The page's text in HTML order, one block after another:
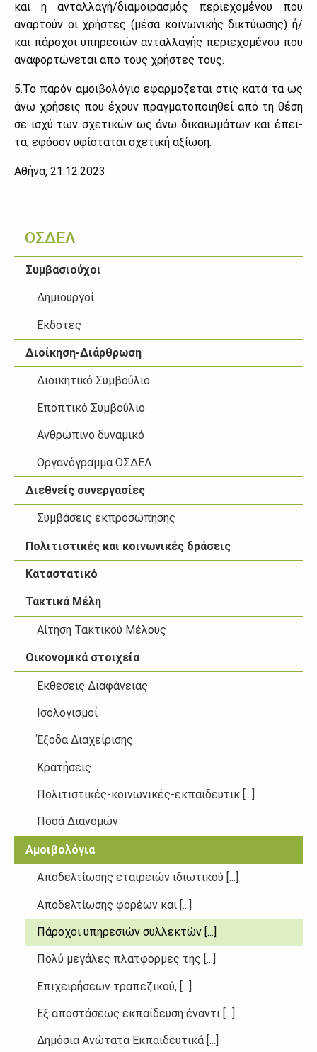
ΟΣΔΕΛ
Συμβασιούχοι
Δημιουργοί
Εκδότες
Διοίκηση-Διάρθρωση
Διοικητικό Συμβούλιο
Εποπτικό Συμβούλιο
Ανθρώπινο δυναμικό
Οργανόγραμμα ΟΣΔΕΛ
Διεθνείς συνεργασίες
Συμβάσεις εκπροσώπησης
Πολιτιστικές και κοινωνικές δράσεις
Καταστατικό
Τακτικά Μέλη
Αίτηση Τακτικού Μέλους
Οικονομικά στοιχεία
Εκθέσεις Διαφάνειας
Ισολογισμοί
Έξοδα Διαχείρισης
Κρατήσεις
Πολιτιστικές-κοινωνικές-εκπαιδευτικ [...]
Ποσά Διανομών
Αμοιβολόγια
Αποδελτίωσης εταιρειών ιδιωτικού [...]
Αποδελτίωσης φορέων και [...]
Πάροχοι υπηρεσιών συλλεκτών [...]
Πολύ μεγάλες πλατφόρμες της [...]
Επιχειρήσεων τραπεζικού, [...]
Εξ αποστάσεως εκπαίδευση έναντι [...]
Δημόσια Ανώτατα Εκπαιδευτικά [...]
και η ανταλ­λα­γή/δια­μοι­ρα­σμός πε­ριε­χο­μέ­νου που
αναρ­τούν οι χρή­στες (μέ­σα κοι­νω­νι­κής δι­κτύ­ω­σης) ή/
και πά­ρο­χοι υπη­ρε­σιών ανταλ­λα­γής πε­ριε­χο­μέ­νου που
ανα­φορ­τώ­νε­ται από τους χρή­στες τους.
5.Το πα­ρόν αμοι­βο­λό­γιο εφαρ­μό­ζε­ται στις κα­τά τα ως
άνω χρή­σεις που έχουν πραγ­μα­το­ποι­η­θεί από τη θέ­ση
σε ισχύ των σχε­τι­κών ως άνω δι­καιω­μά­των και έπει­
τα, εφό­σον υφί­στα­ται σχε­τι­κή αξί­ω­ση.
Αθή­να, 21.12.2023